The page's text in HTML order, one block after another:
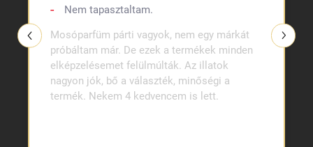
Nem tapasztaltam.
Mosóparfüm párti vagyok, nem egy márkát
próbáltam már. De ezek a termékek minden
elképzelésemet felülmúlták. Az illatok
nagyon jók, bő a választék, minőségi a
termék. Nekem 4 kedvencem is lett.